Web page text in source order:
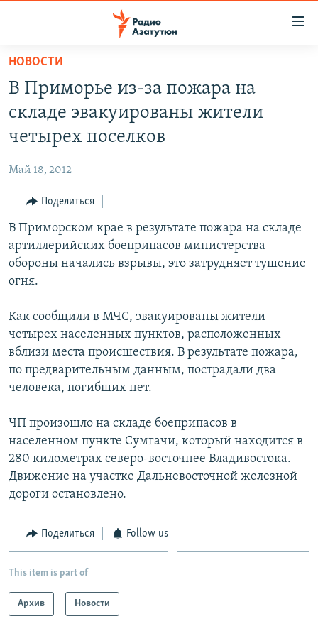
Перейти
основному
содержанию
основной
Перейти
поиску
НОВОСТИ
ЭКОНОМИКА
РЕГИОН
НАГОРНЫЙ КАРАБАХ
КУЛЬТУРА
СПОРТ
Հայերեն
English
Русский
Все сайты Радио Азатутюн
НОВОСТИ
В Приморье из-за пожара на
складе эвакуированы жители
четырех поселков
Май 18, 2012
Поделиться
В Приморском крае в результате пожара на складе
артиллерийских боеприпасов министерства
обороны начались взрывы, это затрудняет тушение
огня.
Как сообщили в МЧС, эвакуированы жители
четырех населенных пунктов, расположенных
вблизи места происшествия. В результате пожара,
по предварительным данным, пострадали два
человека, погибших нет.
ЧП произошло на складе боеприпасов в
населенном пункте Сумгачи, который находится в
280 километрах северо-восточнее Владивостока.
Движение на участке Дальневосточной железной
дороги остановлено.
Поделиться Follow us
This item is part of
Архив Новости